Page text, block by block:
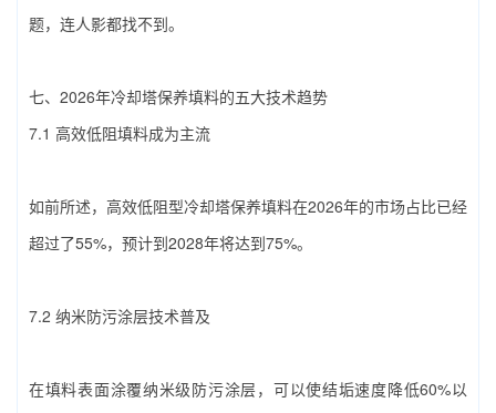
题，连人影都找不到。
七、2026年‌冷却塔保养填料‌的五大技术趋势
7.1 高效低阻填料成为主流
如前所述，高效低阻型‌冷却塔保养填料‌在2026年的市场占比已经
超过了55%，预计到2028年将达到75%。
7.2 纳米防污涂层技术普及
在填料表面涂覆纳米级防污涂层，可以使结垢速度降低60%以